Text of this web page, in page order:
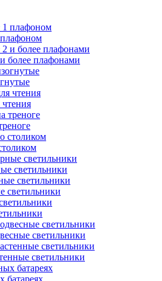
более плафонами
светильники
светильники
светильники
светильники
батареях